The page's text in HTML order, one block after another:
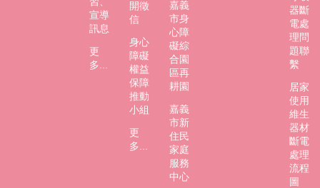
宣導
訊息
更
多...
開徵
信
身心
障礙
權益
保障
推動
小組
更
多...
嘉義
市身
心障
礙綜
合園
區再
耕園
嘉義
市新
住民
家庭
服務
中心
器斷
電處
理問
題聯
繫
居家
使用
維生
器材
斷電
處理
流程
圖